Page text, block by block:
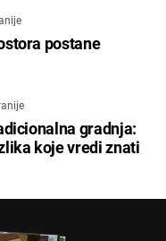
postane
gradnja:
koje vredi znati